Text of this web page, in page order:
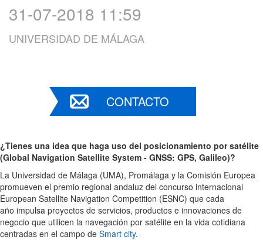
31-07-2018 11:59
UNIVERSIDAD DE MÁLAGA
CONTACTO
¿Tienes una idea que haga uso del posicionamiento por satélite
(Global Navigation Satellite System - GNSS: GPS, Galileo)?
La Universidad de Málaga (UMA), Promálaga y la Comisión Europea
promueven el premio regional andaluz del concurso internacional
European Satellite Navigation Competition (ESNC) que cada
año impulsa proyectos de servicios, productos e innovaciones de
negocio que utilicen la navegación por satélite en la vida cotidiana
centradas en el campo de Smart city.